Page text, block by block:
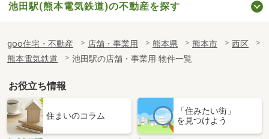
池田駅(熊本電気鉄道)の不動産を探す
goo住宅・不動産 店舗・事業用 熊本県 熊本市
西区
熊本電気鉄道
池田駅の店舗・事業用 物件一覧
お役立ち情報
住まいのコラム
「住みたい街」
を見つけよう